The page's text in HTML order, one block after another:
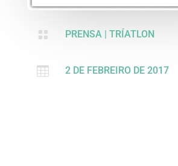
 PRENSA | TRÍATLON
 2 DE FEBREIRO DE 2017